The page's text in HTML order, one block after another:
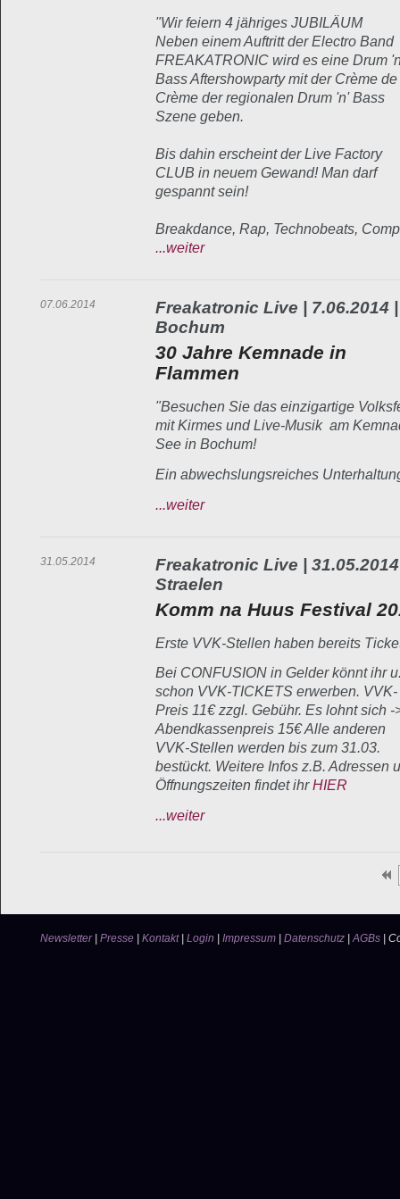
"Wir feiern 4 jähriges JUBILÄUM
Neben einem Auftritt der Electro Band
FREAKATRONIC wird es eine Drum
Bass Aftershowparty mit der Crème
Crème der regionalen Drum 'n' Bass
Szene geben.
Bis dahin erscheint der Live Factory
CLUB in neuem Gewand! Man darf
gespannt sein!
Breakdance, Rap, Technobeats,
...weiter
07.06.2014
Freakatronic Live | 7.06.2014 |
Bochum
30 Jahre Kemnade in
Flammen
"Besuchen Sie das einzigartige
mit Kirmes und Live-Musik am
See in Bochum!
Ein abwechslungsreiches
...weiter
31.05.2014
Freakatronic Live |
Straelen
Komm na Huus Festival
Erste VVK-Stellen haben bereits
Bei CONFUSION in Gelder könnt ihr
schon VVK-TICKETS erwerben. VVK-
Preis 11€ zzgl. Gebühr. Es lohnt sich -
Abendkassenpreis 15€ Alle anderen
VVK-Stellen werden bis zum 31.03.
bestückt. Weitere Infos z.B. Adressen
Öffnungszeiten findet ihrHIER
...weiter
Newsletter| Presse | Kontakt| Login | Impressum | Datenschutz | AGBs |